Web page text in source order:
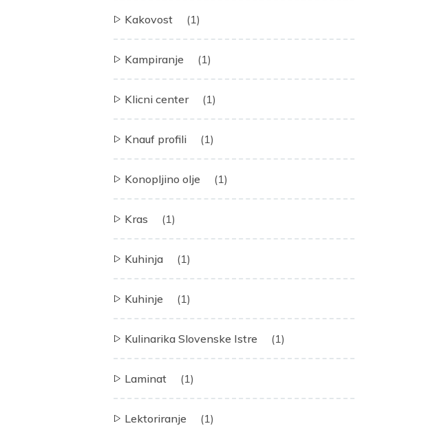
Kakovost (1)
Kampiranje (1)
Klicni center (1)
Knauf profili (1)
Konopljino olje (1)
Kras (1)
Kuhinja (1)
Kuhinje (1)
Kulinarika Slovenske Istre (1)
Laminat (1)
Lektoriranje (1)